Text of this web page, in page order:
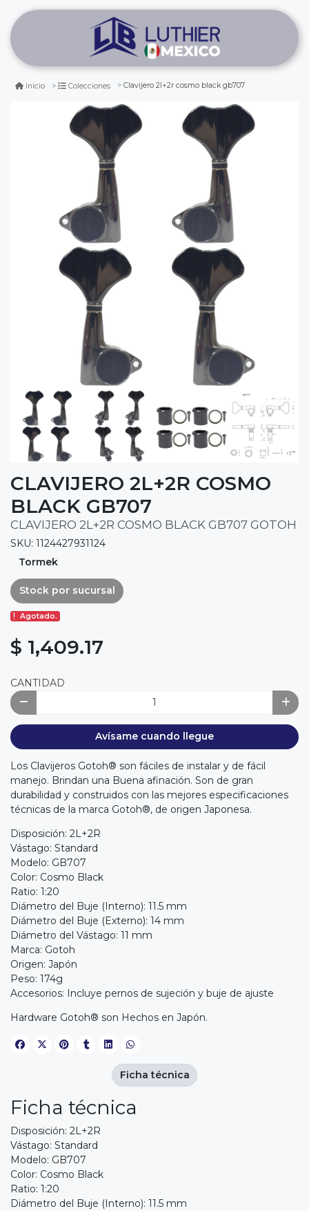
Inicio Colecciones Clavijero 2l+2r cosmo black gb707
CLAVIJERO 2L+2R COSMO
BLACK GB707
CLAVIJERO 2L+2R COSMO BLACK GB707 GOTOH
SKU: 1124427931124
Tormek
Stock por sucursal
Agotado.
$ 1,409.17
CANTIDAD
Avísame cuando llegue
Los Clavijeros Gotoh® son fáciles de instalar y de fácil
manejo. Brindan una Buena afinación. Son de gran
durabilidad y construidos con las mejores especificaciones
técnicas de la marca Gotoh®, de origen Japonesa.
Disposición: 2L+2R
Vástago: Standard
Modelo: GB707
Color: Cosmo Black
Ratio: 1:20
Diámetro del Buje (Interno): 11.5 mm
Diámetro del Buje (Externo): 14 mm
Diámetro del Vástago: 11 mm
Marca: Gotoh
Origen: Japón
Peso: 174g
Accesorios: Incluye pernos de sujeción y buje de ajuste
Hardware Gotoh® son Hechos en Japón.
Ficha técnica
Disposición: 2L+2R
Vástago: Standard
Modelo: GB707
Color: Cosmo Black
Ratio: 1:20
Diámetro del Buje (Interno): 11.5 mm
Ficha técnica